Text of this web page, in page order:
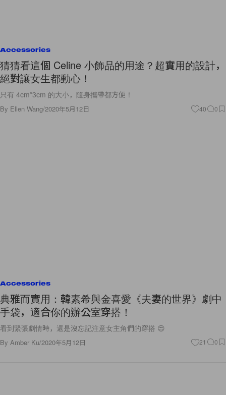
Accessories
猜猜看這個 Celine 小飾品的用途？超實用的設計，
絕對讓女生都動心！
只有 4cm*3cm 的大小，隨身攜帶都方便！
By Ellen Wang/2020年5月12日 40 0
Accessories
典雅而實用：韓素希與金喜愛《夫妻的世界》劇中
手袋，適合你的辦公室穿搭！
看到緊張劇情時，還是沒忘記注意女主角們的穿搭 😍
By Amber Ku/2020年5月12日 21 0